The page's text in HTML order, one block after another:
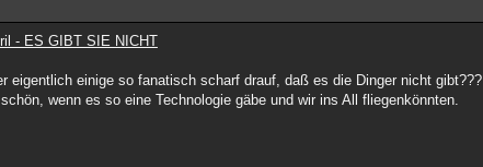
- ES GIBT SIE NICHT
eigentlich einige so fanatisch scharf drauf, daß es die Dinger nicht gibt???
wenn es so eine Technologie gäbe und wir ins All fliegenkönnten.